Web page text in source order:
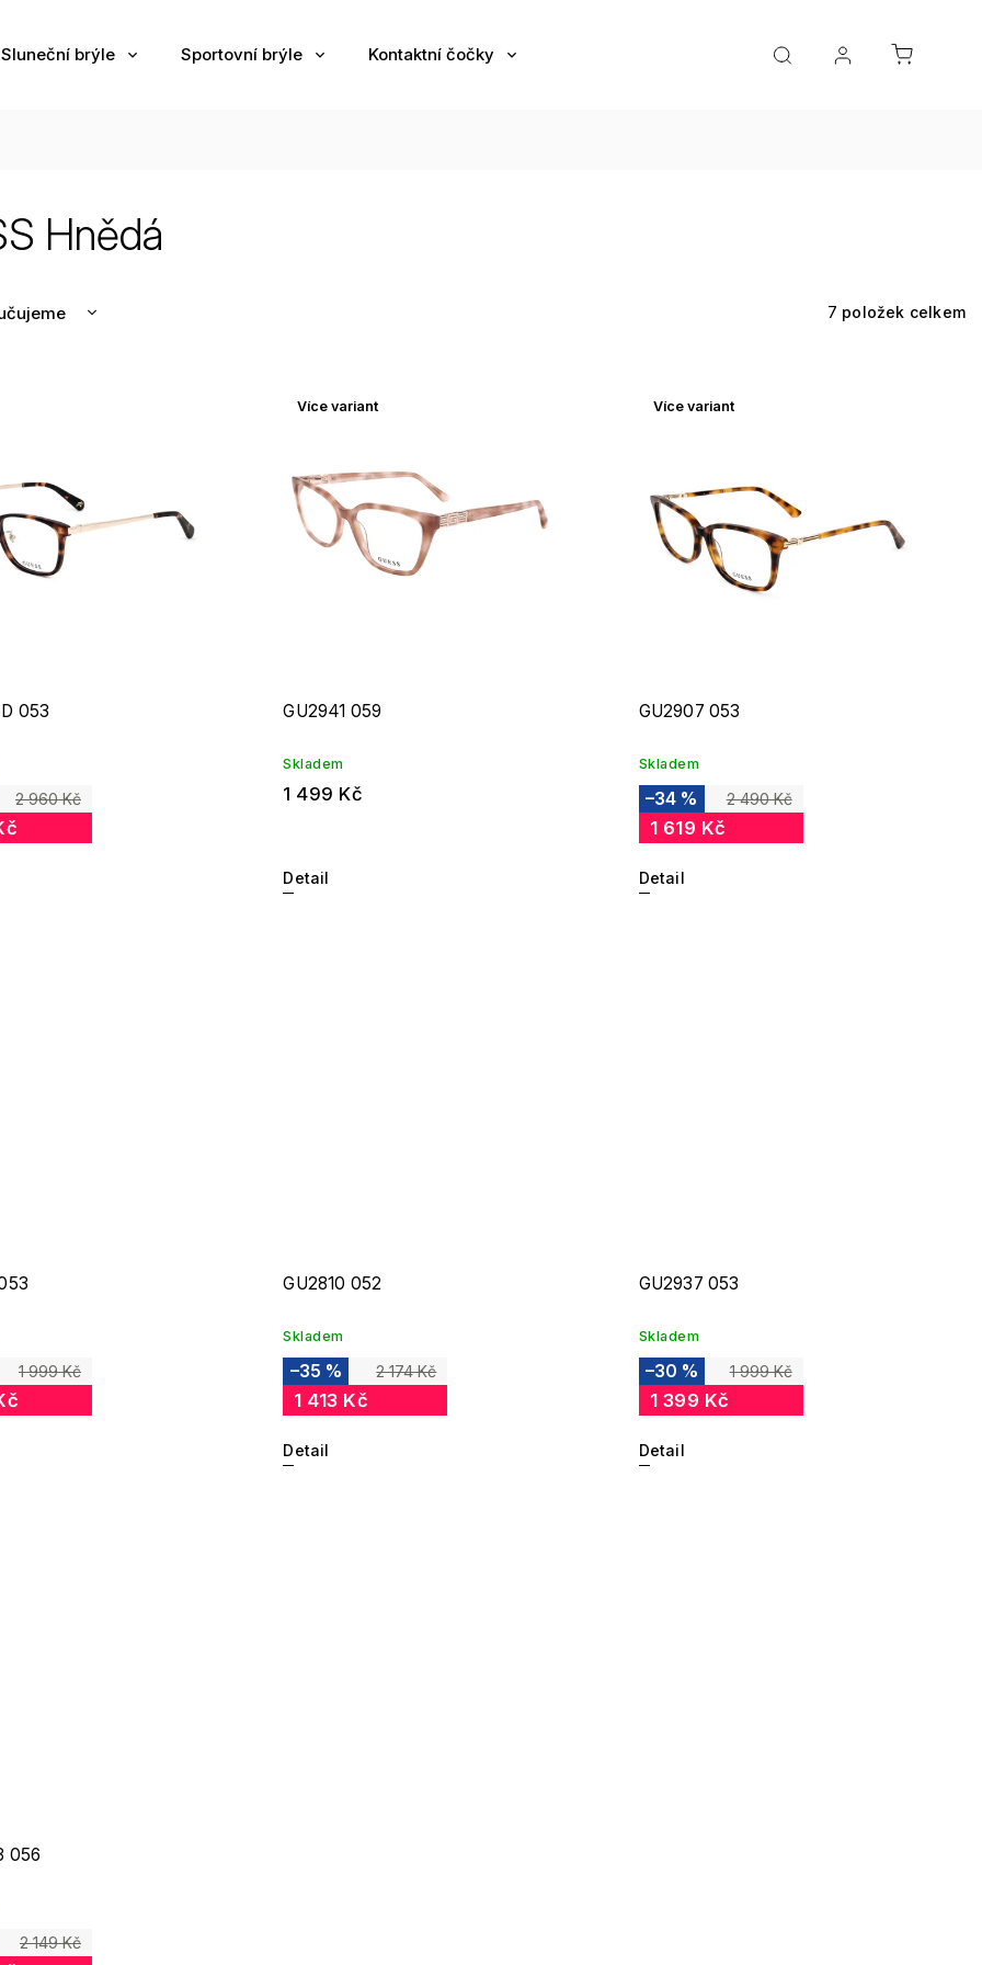
Sluneční brýle Sportovní brýle Kontaktní čočky Doplňky
Hnědá
7 položek celkem
053
2 960 Kč
Více variant
GU2941 059
Skladem
1 499 Kč
Detail
Více variant
GU2907 053
Skladem
2 490 Kč
–34 %
1 619 Kč
Detail
1 999 Kč
GU2810 052
Skladem
2 174 Kč
–35 %
1 413 Kč
Detail
GU2937 053
Skladem
1 999 Kč
–30 %
1 399 Kč
Detail
056
2 149 Kč